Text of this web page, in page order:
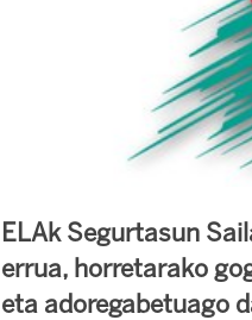
ELAk Segurtasun
errua, horretarako
eta adoregabetuago